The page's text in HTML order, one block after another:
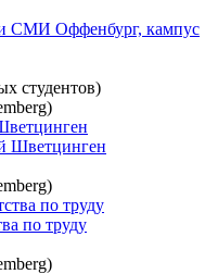
СМИ Оффенбург, кампус
студентов)
Шветцинген
по труду